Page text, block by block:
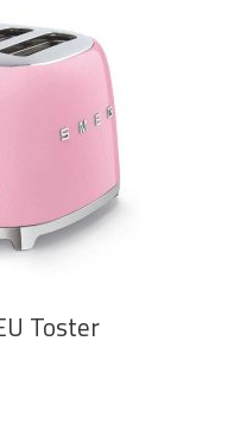
Toster